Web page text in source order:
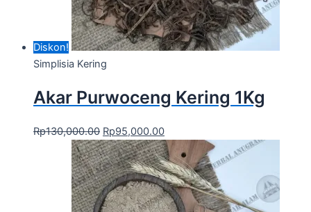
Diskon!
Simplisia Kering
Akar Purwoceng Kering 1Kg
Rp130,000.00 Rp95,000.00